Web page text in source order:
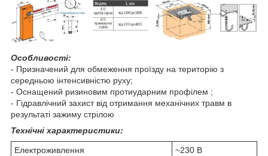
Особливості:
- Призначений для обмеження проїзду на територію з
середньою інтенсивністю руху;
- Оснащений ризиновим протиударним профілем ;
- Гідравлічний захист від отримання механічних травм в
результаті зажиму стрілою
Технічні характеристики:
Електроживлення
~230 В